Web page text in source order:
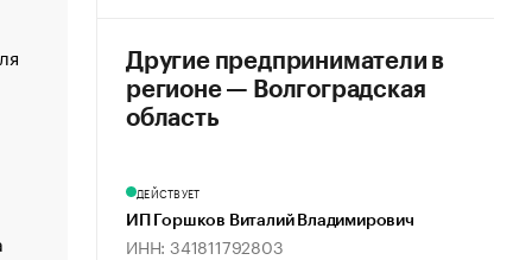
«От спорта тело стареет иначе». Как живет глава
создавшей GTA
«Деньги будут не нужны»: что рассказал Маск в
Функции менеджмента: пять ключевых основ
управления
ЕС разрешил конфискацию российской нефти —
Другие предприниматели в
регионе — Волгоградская
область
ДЕЙСТВУЕТ
ИП Горшков Виталий Владимирович
ИНН: 341811792803